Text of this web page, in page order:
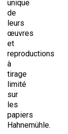
unique
de
leurs
œuvres
et
reproductions
à
tirage
limité
sur
les
papiers
Hahnemühle.